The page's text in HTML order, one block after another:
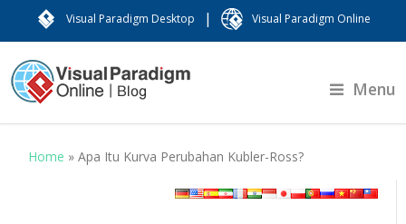
Visual Paradigm Desktop | Visual Paradigm Online
Menu
Home »Apa Itu Kurva Perubahan Kubler-Ross?